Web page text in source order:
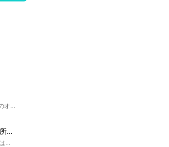
【公式】 YouTube/TikTokの歌リレーのオプチャです👑 優里ちゃんねる出演‼️ 創設者 はるよよ スピナ 歌のテスト
*⋆꒰ঌ夢絵,夢関連 交換,無償依頼場所໒꒱⋆*
ご観覧頂き有難う御座います❀·° 此方は夢絵 夢漫画,タグ画,夢動画,カプロゴ等の夢関連«交換»«無償依頼»のオープンチャットです😖 夢女子様夢男子様,依頼したい方されたい方 等 何方でも大丈夫です．*˚ 完全各1制となります。 同担同嫁同夢拒否全拒否様等も大歓迎です💭 被り等御座いましたら先にいらっしゃった方優先となります,ご了承ください🙇 又副官も常時募集しておりますので気軽にお声掛けください~‪𓂃 𓈒𓏸໒꒱ #歌い手#アニメ#漫画#ゲーム#strawberry prince#すとぷり#チョコレートラビッツ#ちょこらび#イレギュラーダイス#いれいす#鬼滅の刃#鬼滅#呪術廻戦#呪術#東京リベンジャーズ#東京卍リベンジャーズ#東リべ#文豪ストレイドッグス#文スト#僕のヒーローアカデミア#ヒロアカ#ツイステッドワンダーランド#ツイステ#HoneyWorks#ハニワ#ハニプレ#ヒプノシスマイク#ヒプマイ#プロセカ#プロジェクトセカイ#プロジェクトセカイカラフルステージ#ウマ娘#夢絵#夢関連#タグ画#加工#夢動画#動画編集#夢女子#夢男子